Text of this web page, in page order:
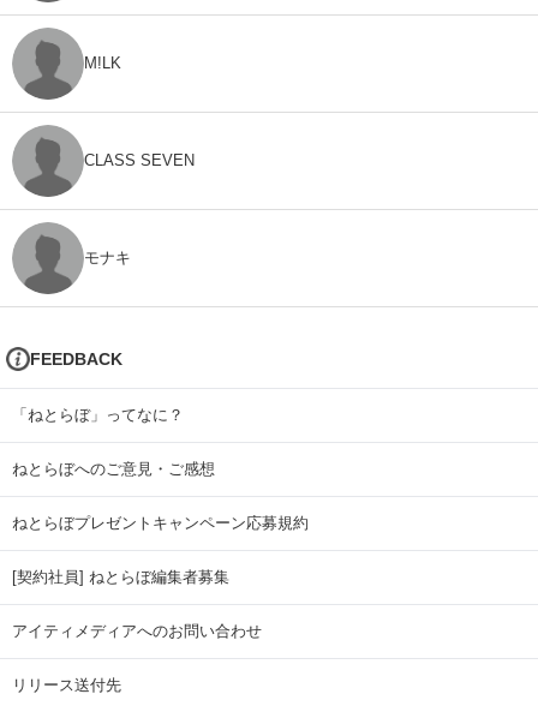
M!LK
CLASS SEVEN
モナキ
FEEDBACK
「ねとらぼ」ってなに？
ねとらぼへのご意見・ご感想
ねとらぼプレゼントキャンペーン応募規約
[契約社員] ねとらぼ編集者募集
アイティメディアへのお問い合わせ
リリース送付先